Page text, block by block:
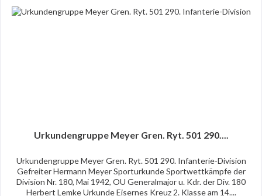
Urkundengruppe Meyer Gren. Ryt. 501 290....
Urkundengruppe Meyer Gren. Ryt. 501 290. Infanterie-Division
Gefreiter Hermann Meyer Sporturkunde Sportwettkämpfe der
Division Nr. 180, Mai 1942, OU Generalmajor u. Kdr. der Div. 180
Herbert Lemke Urkunde Eisernes Kreuz 2. Klasse am 14....